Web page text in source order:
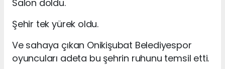
Salon doldu.
Şehir tek yürek oldu.
Ve sahaya çıkan Onikişubat Belediyespor
oyuncuları adeta bu şehrin ruhunu temsil etti.